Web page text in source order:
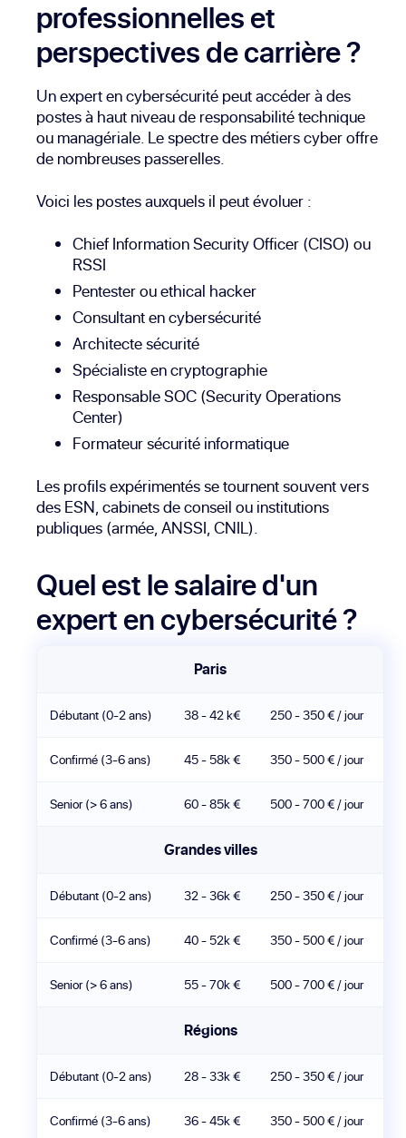
professionnelles et
perspectives de carrière ?
Un expert en cybersécurité peut accéder à des
postes à haut niveau de responsabilité technique
ou managériale. Le spectre des métiers cyber offre
de nombreuses passerelles.
Voici les postes auxquels il peut évoluer :
Chief Information Security Officer (CISO) ou
RSSI
Pentester ou ethical hacker
Consultant en cybersécurité
Architecte sécurité
Spécialiste en cryptographie
Responsable SOC (Security Operations
Center)
Formateur sécurité informatique
Les profils expérimentés se tournent souvent vers
des ESN, cabinets de conseil ou institutions
publiques (armée, ANSSI, CNIL).
Quel est le salaire d'un
expert en cybersécurité ?
Paris
Débutant (0-2 ans) 38 - 42 k€ 250 - 350 € / jour
Confirmé (3-6 ans) 45 - 58k € 350 - 500 € / jour
Senior (> 6 ans) 60 - 85k € 500 - 700 € / jour
Grandes villes
Débutant (0-2 ans) 32 - 36k € 250 - 350 € / jour
Confirmé (3-6 ans) 40 - 52k € 350 - 500 € / jour
Senior (> 6 ans) 55 - 70k € 500 - 700 € / jour
Régions
Débutant (0-2 ans) 28 - 33k € 250 - 350 € / jour
Confirmé (3-6 ans) 36 - 45k € 350 - 500 € / jour